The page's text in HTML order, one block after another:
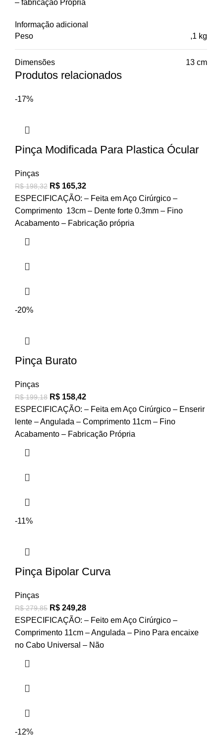
– fabricação Própria
Informação adicional
Peso
,1 kg
Dimensões 13 cm
Produtos relacionados
-17%
Pinça Modificada Para Plastica Ócular
Pinças
R$198,32 R$ 165,32
ESPECIFICAÇÃO: – Feita em Aço Cirúrgico –
Comprimento 13cm – Dente forte 0.3mm – Fino
Acabamento – Fabricação própria
-20%
Pinça Burato
Pinças
R$199,18 R$ 158,42
ESPECIFICAÇÃO: – Feita em Aço Cirúrgico – Enserir
lente – Angulada – Comprimento 11cm – Fino
Acabamento – Fabricação Própria
-11%
Pinça Bipolar Curva
Pinças
R$279,85 R$ 249,28
ESPECIFICAÇÃO: – Feito em Aço Cirúrgico –
Comprimento 11cm – Angulada – Pino Para encaixe
no Cabo Universal – Não
-12%